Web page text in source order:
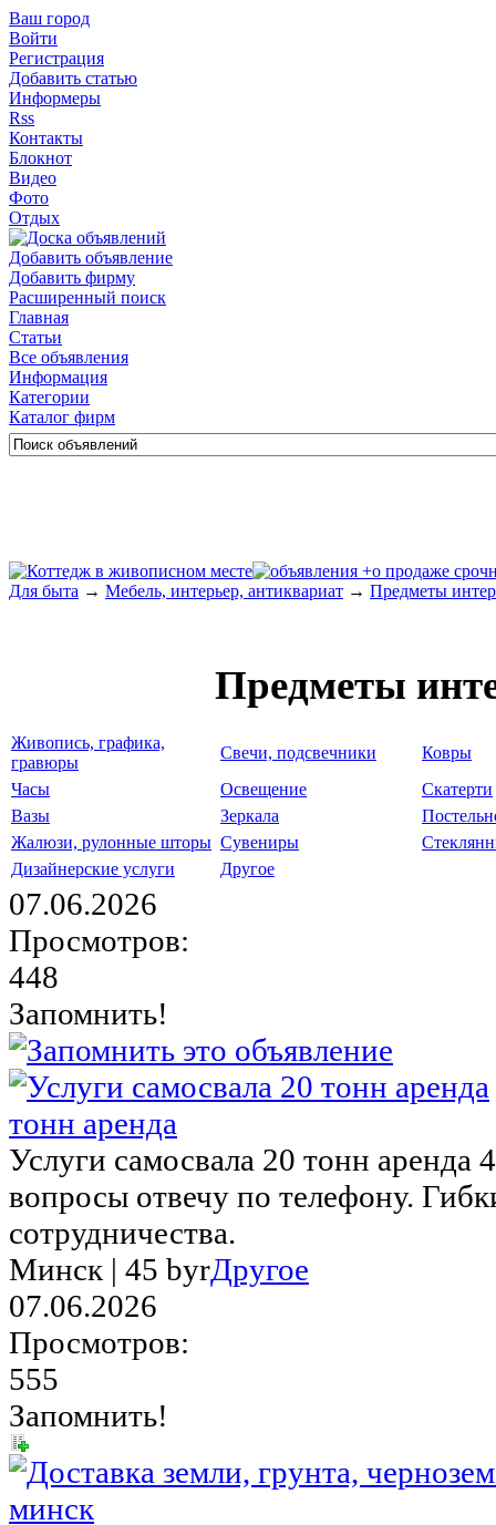
Ваш город
Войти
Регистрация
Добавить статью
Информеры
Rss
Контакты
Блокнот
Видео
Фото
Отдых
Добавить объявление
Добавить фирму
Расширенный поиск
Главная
Статьи
Все объявления
Информация
Категории
Каталог фирм
Для быта → Мебель, интерьер, антиквариат → Предметы
Предметы
Живопись, графика,
гравюры
Свечи, подсвечники
Ковры
Часы
Освещение
Скатерти
Вазы
Зеркала
Жалюзи, рулонные шторы Сувениры
Дизайнерские услуги
Другое
07.06.2026
Просмотров:
448
Запомнить!
тонн аренда
Услуги самосвала 20 тонн аренда
вопросы отвечу по телефону.
сотрудничества.
Минск | 45 byrДругое
07.06.2026
Просмотров:
555
Запомнить!